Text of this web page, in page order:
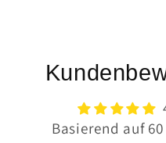
Basierend auf